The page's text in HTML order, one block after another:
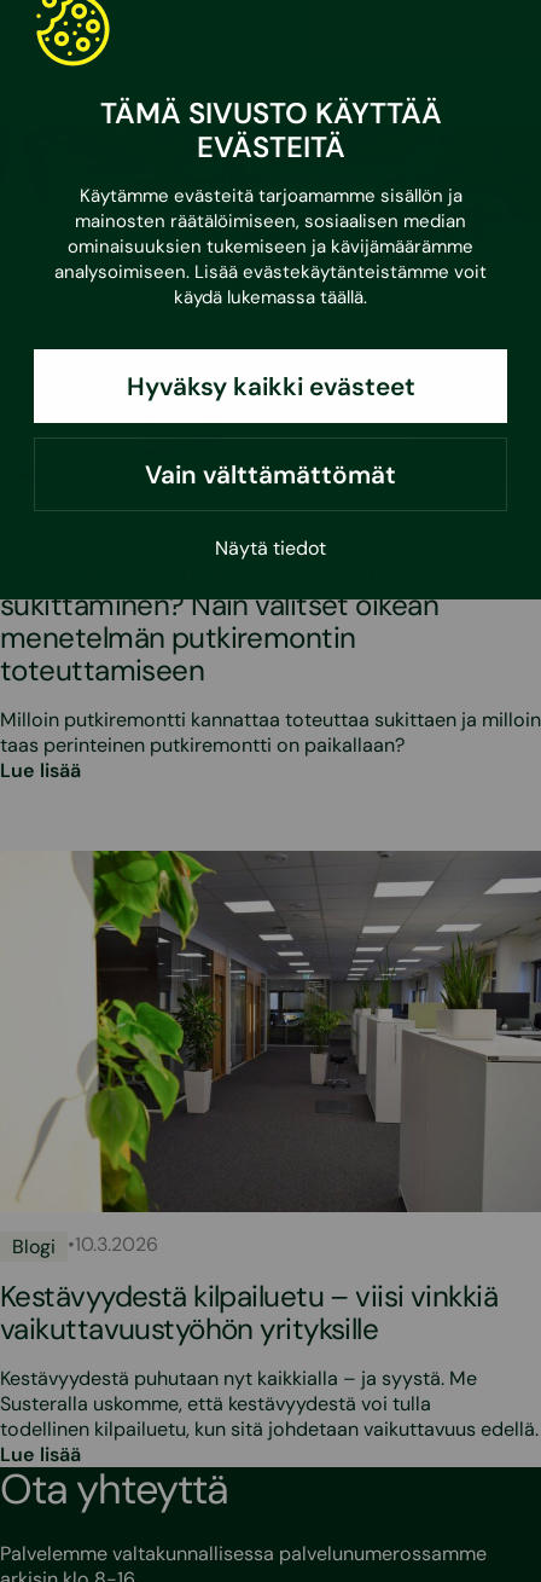
TÄMÄ SIVUSTO KÄYTTÄÄ
EVÄSTEITÄ
Käytämme evästeitä tarjoamamme sisällön ja
mainosten räätälöimiseen, sosiaalisen median
ominaisuuksien tukemiseen ja kävijämäärämme
analysoimiseen. Lisää evästekäytänteistämme voit
käydä lukemassa täällä.
Hyväksy kaikki evästeet
Vain välttämättömät
Näytä tiedot
monimuotoisuuden turvaamisessa.
Lue lisää
sukittaminen? Näin valitset oikean
menetelmän putkiremontin
toteuttamiseen
Milloin putkiremontti kannattaa toteuttaa sukittaen ja milloin
taas perinteinen putkiremontti on paikallaan?
Lue lisää
Blogi •10.3.2026
Kestävyydestä kilpailuetu – viisi vinkkiä
vaikuttavuustyöhön yrityksille
Kestävyydestä puhutaan nyt kaikkialla – ja syystä. Me
Susteralla uskomme, että kestävyydestä voi tulla
todellinen kilpailuetu, kun sitä johdetaan vaikuttavuus edellä.
Lue lisää
Ota yhteyttä
Palvelemme valtakunnallisessa palvelunumerossamme